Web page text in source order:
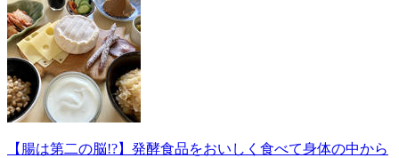
【腸は第二の脳!?】発酵食品をおいしく食べて身体の中から